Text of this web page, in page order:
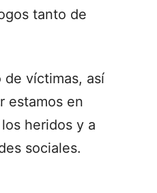
tanto de
víctimas, así
estamos en
heridos y a
sociales.